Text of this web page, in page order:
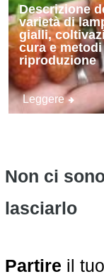
Descrizione
varietà di
gialli,
cura e
riproduzione
Leggere
Non ci
lasciarlo
Partire il